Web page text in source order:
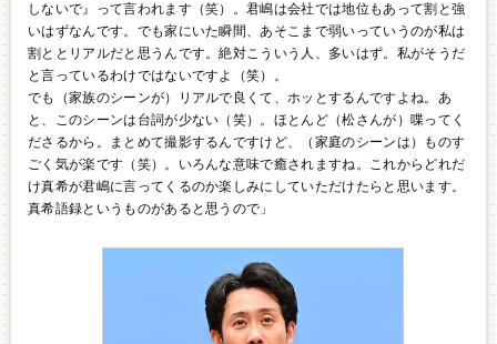
しないで』って言われます（笑）。君嶋は会社では地位もあって割と強
いはずなんです。でも家にいた瞬間、あそこまで弱いっていうのが私は
割ととリアルだと思うんです。絶対こういう人、多いはず。私がそうだ
と言っているわけではないですよ（笑）。
でも（家族のシーンが）リアルで良くて、ホッとするんですよね。あ
と、このシーンは台詞が少ない（笑）。ほとんど（松さんが）喋ってく
ださるから。まとめて撮影するんですけど、（家庭のシーンは）ものす
ごく気が楽です（笑）。いろんな意味で癒されますね。これからどれだ
け真希が君嶋に言ってくるのか楽しみにしていただけたらと思います。
真希語録というものがあると思うので」